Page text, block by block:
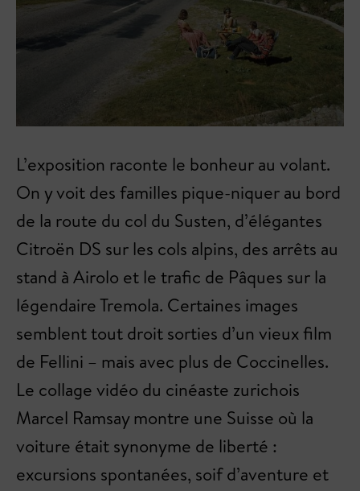
L’exposition raconte le bonheur au volant.
On y voit des familles pique-niquer au bord
de la route du col du Susten, d’élégantes
Citroën DS sur les cols alpins, des arrêts au
stand à Airolo et le trafic de Pâques sur la
légendaire Tremola. Certaines images
semblent tout droit sorties d’un vieux film
de Fellini – mais avec plus de Coccinelles.
Le collage vidéo du cinéaste zurichois
Marcel Ramsay montre une Suisse où la
voiture était synonyme de liberté :
excursions spontanées, soif d’aventure et